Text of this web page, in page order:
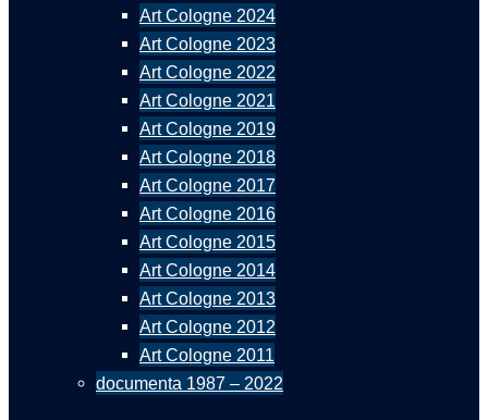
Art Cologne 2024
Art Cologne 2023
Art Cologne 2022
Art Cologne 2021
Art Cologne 2019
Art Cologne 2018
Art Cologne 2017
Art Cologne 2016
Art Cologne 2015
Art Cologne 2014
Art Cologne 2013
Art Cologne 2012
Art Cologne 2011
documenta 1987 – 2022